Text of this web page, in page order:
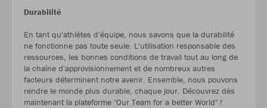
Durabilité
En tant qu'athlètes d'équipe, nous savons que la durabilité
ne fonctionne pas toute seule. L'utilisation responsable des
ressources, les bonnes conditions de travail tout au long de
la chaîne d'approvisionnement et de nombreux autres
facteurs déterminent notre avenir. Ensemble, nous pouvons
rendre le monde plus durable, chaque jour. Découvrez dès
maintenant la plateforme "Our Team for a better World" !